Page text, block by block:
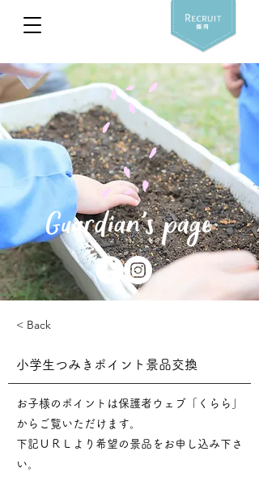
< Back
小学生つみきポイント景品交換
お子様のポイントは保護者ウェブ「くらら」
からご覧いただけます。
下記ＵＲＬより希望の景品をお申し込み下さ
い。